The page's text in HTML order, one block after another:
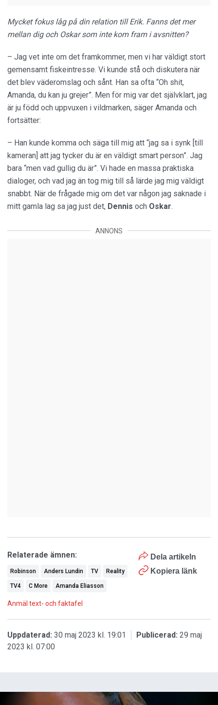
Mycket fokus låg på din relation till Erik. Fanns det mer
mellan dig och Oskar som inte kom fram i avsnitten?
– Jag vet inte om det framkommer, men vi har väldigt stort
gemensamt fiskeintresse. Vi kunde stå och diskutera när
det blev väderomslag och sånt. Han sa ofta “Oh shit,
Amanda, du kan ju grejer”. Men för mig var det självklart, jag
är ju född och uppvuxen i vildmarken, säger Amanda och
fortsätter:
– Han kunde komma och säga till mig att “jag sa i synk [till
kameran] att jag tycker du är en väldigt smart person”. Jag
bara “men vad gullig du är”. Vi hade en massa praktiska
dialoger, och vad jag än tog mig till så lärde jag mig väldigt
snabbt. När de frågade mig om det var någon jag saknade i
mitt gamla lag sa jag just det, Dennis och Oskar.
ANNONS
Dela artikeln
Kopiera länk
Relaterade ämnen:
Robinson Anders Lundin TV Reality
TV4 C More Amanda Eliasson
Anmäl text- och faktafel
Uppdaterad: 30 maj 2023 kl. 19:01 Publicerad: 29 maj
2023 kl. 07:00